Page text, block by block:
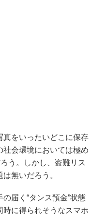
をいったいどこに保存
社会環境においては極め
う。しかし、盗難リス
無いだろう。
届く“タンス預金”状態
に得られそうなスマホ